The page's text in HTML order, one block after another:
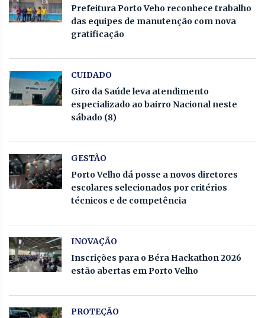
Prefeitura Porto Veho reconhece trabalho
das equipes de manutenção com nova
gratificação
CUIDADO
Giro da Saúde leva atendimento
especializado ao bairro Nacional neste
sábado (8)
GESTÃO
Porto Velho dá posse a novos diretores
escolares selecionados por critérios
técnicos e de competência
INOVAÇÃO
Inscrições para o Béra Hackathon 2026
estão abertas em Porto Velho
PROTEÇÃO